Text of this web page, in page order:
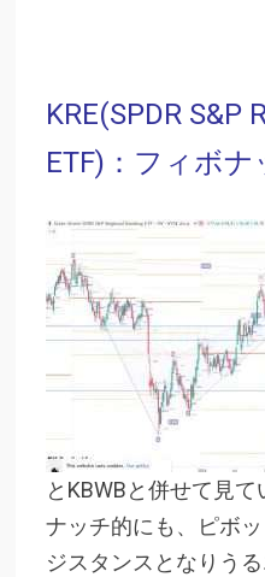
KRE(SPDR S&P
ETF)：フィボナ
とKBWBと併せて見
ナッチ的にも、ピボ
ジスタンスとなりう